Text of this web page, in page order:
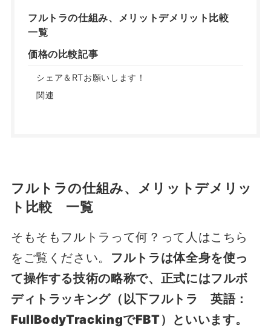
フルトラの仕組み、メリットデメリット比較
一覧
価格の比較記事
シェア＆RTお願いします！
関連
フルトラの仕組み、メリットデメリッ
ト比較 一覧
そもそもフルトラって何？って人はこちら
をご覧ください。 フルトラは体全身を使っ
て操作する技術の略称で、正式にはフルボ
ディトラッキング（以下フルトラ 英語：
FullBodyTrackingでFBT）といいます。